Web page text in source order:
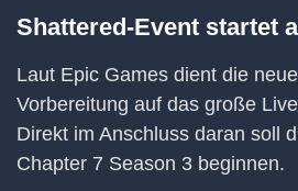
Shattered-Event startet
Laut Epic Games dient die neue
Vorbereitung auf das große
Direkt im Anschluss daran soll
Chapter 7 Season 3 beginnen.